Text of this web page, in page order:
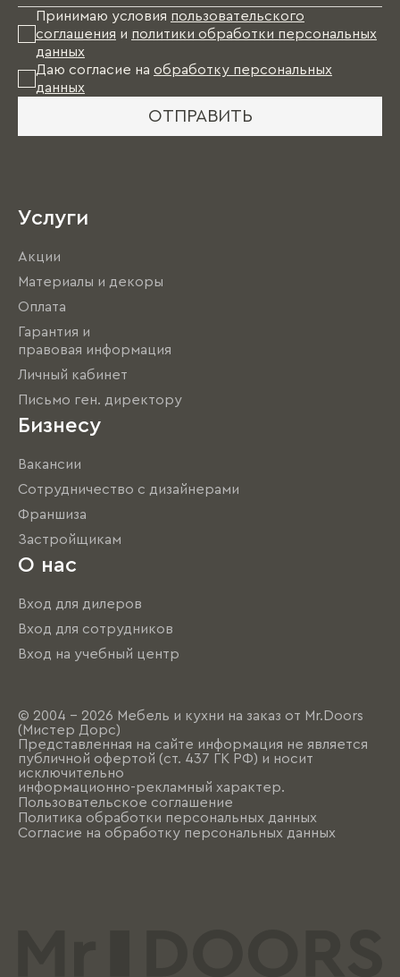
Принимаю условия пользовательского
соглашения и политики обработки персональных
данных
Даю согласие на обработку персональных
данных
ОТПРАВИТЬ
Услуги
Акции
Материалы и декоры
Оплата
Гарантия и
правовая информация
Личный кабинет
Письмо ген. директору
Бизнесу
Вакансии
Сотрудничество с дизайнерами
Франшиза
Застройщикам
О нас
Вход для дилеров
Вход для сотрудников
Вход на учебный центр
© 2004 - 2026 Мебель и кухни на заказ от Mr.Doors
(Мистер Дорс)
Представленная на сайте информация не является
публичной офертой (ст. 437 ГК РФ) и носит
исключительно
информационно-рекламный характер.
Пользовательское соглашение
Политика обработки персональных данных
Согласие на обработку персональных данных